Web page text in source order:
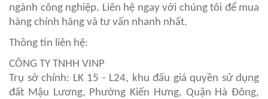
ngành công nghiệp. Liên hệ ngay với chúng tôi để mua
hàng chính hãng và tư vấn nhanh nhất.
Thông tin liên hệ:
CÔNG TY TNHH VINP
Trụ sở chính: LK 15 - L24, khu đấu giá quyền sử dụng
đất Mậu Lương, Phường Kiến Hưng, Quận Hà Đông,